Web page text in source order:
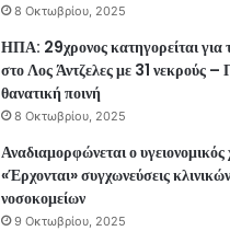
8 Οκτωβρίου, 2025
ΗΠΑ: 29χρονος κατηγορείται για
στο Λος Άντζελες με 31 νεκρούς –
θανατική ποινή
8 Οκτωβρίου, 2025
Αναδιαμορφώνεται ο υγειονομικός
«Έρχονται» συγχωνεύσεις
νοσοκομείων
9 Οκτωβρίου, 2025